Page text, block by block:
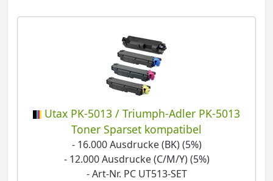
Utax PK-5013 / Triumph-Adler PK-5013
Toner Sparset kompatibel
- 16.000 Ausdrucke (BK) (5%)
- 12.000 Ausdrucke (C/M/Y) (5%)
- Art-Nr. PC UT513-SET